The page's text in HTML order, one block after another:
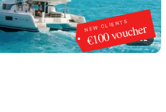
NEW CLIENTS
€100 voucher
1/12